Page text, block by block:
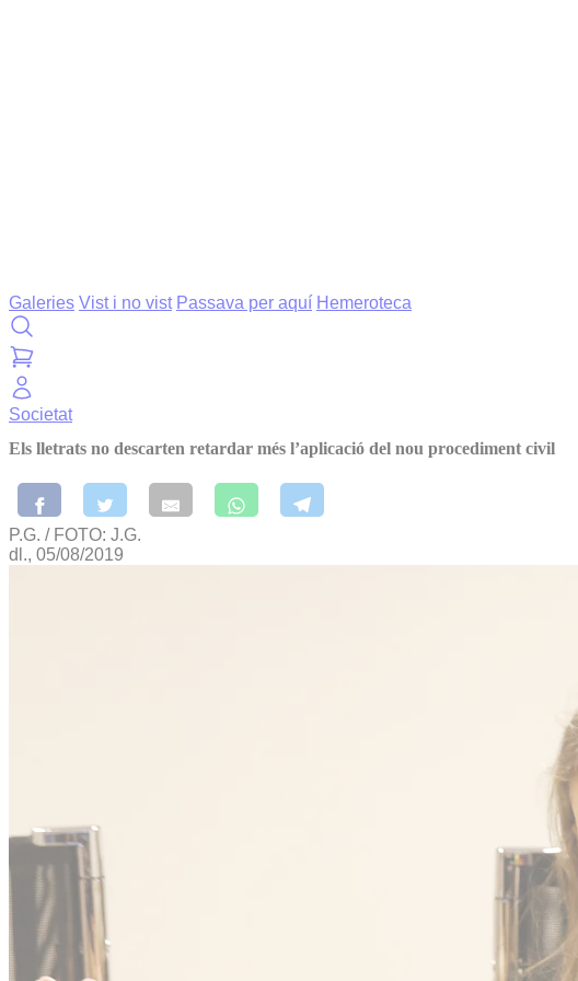
Galeries Vist i no vist Passava per aquí Hemeroteca
Societat
Els lletrats no descarten retardar més l’aplicació del nou procediment civil
P.G. / FOTO: J.G.
dl., 05/08/2019